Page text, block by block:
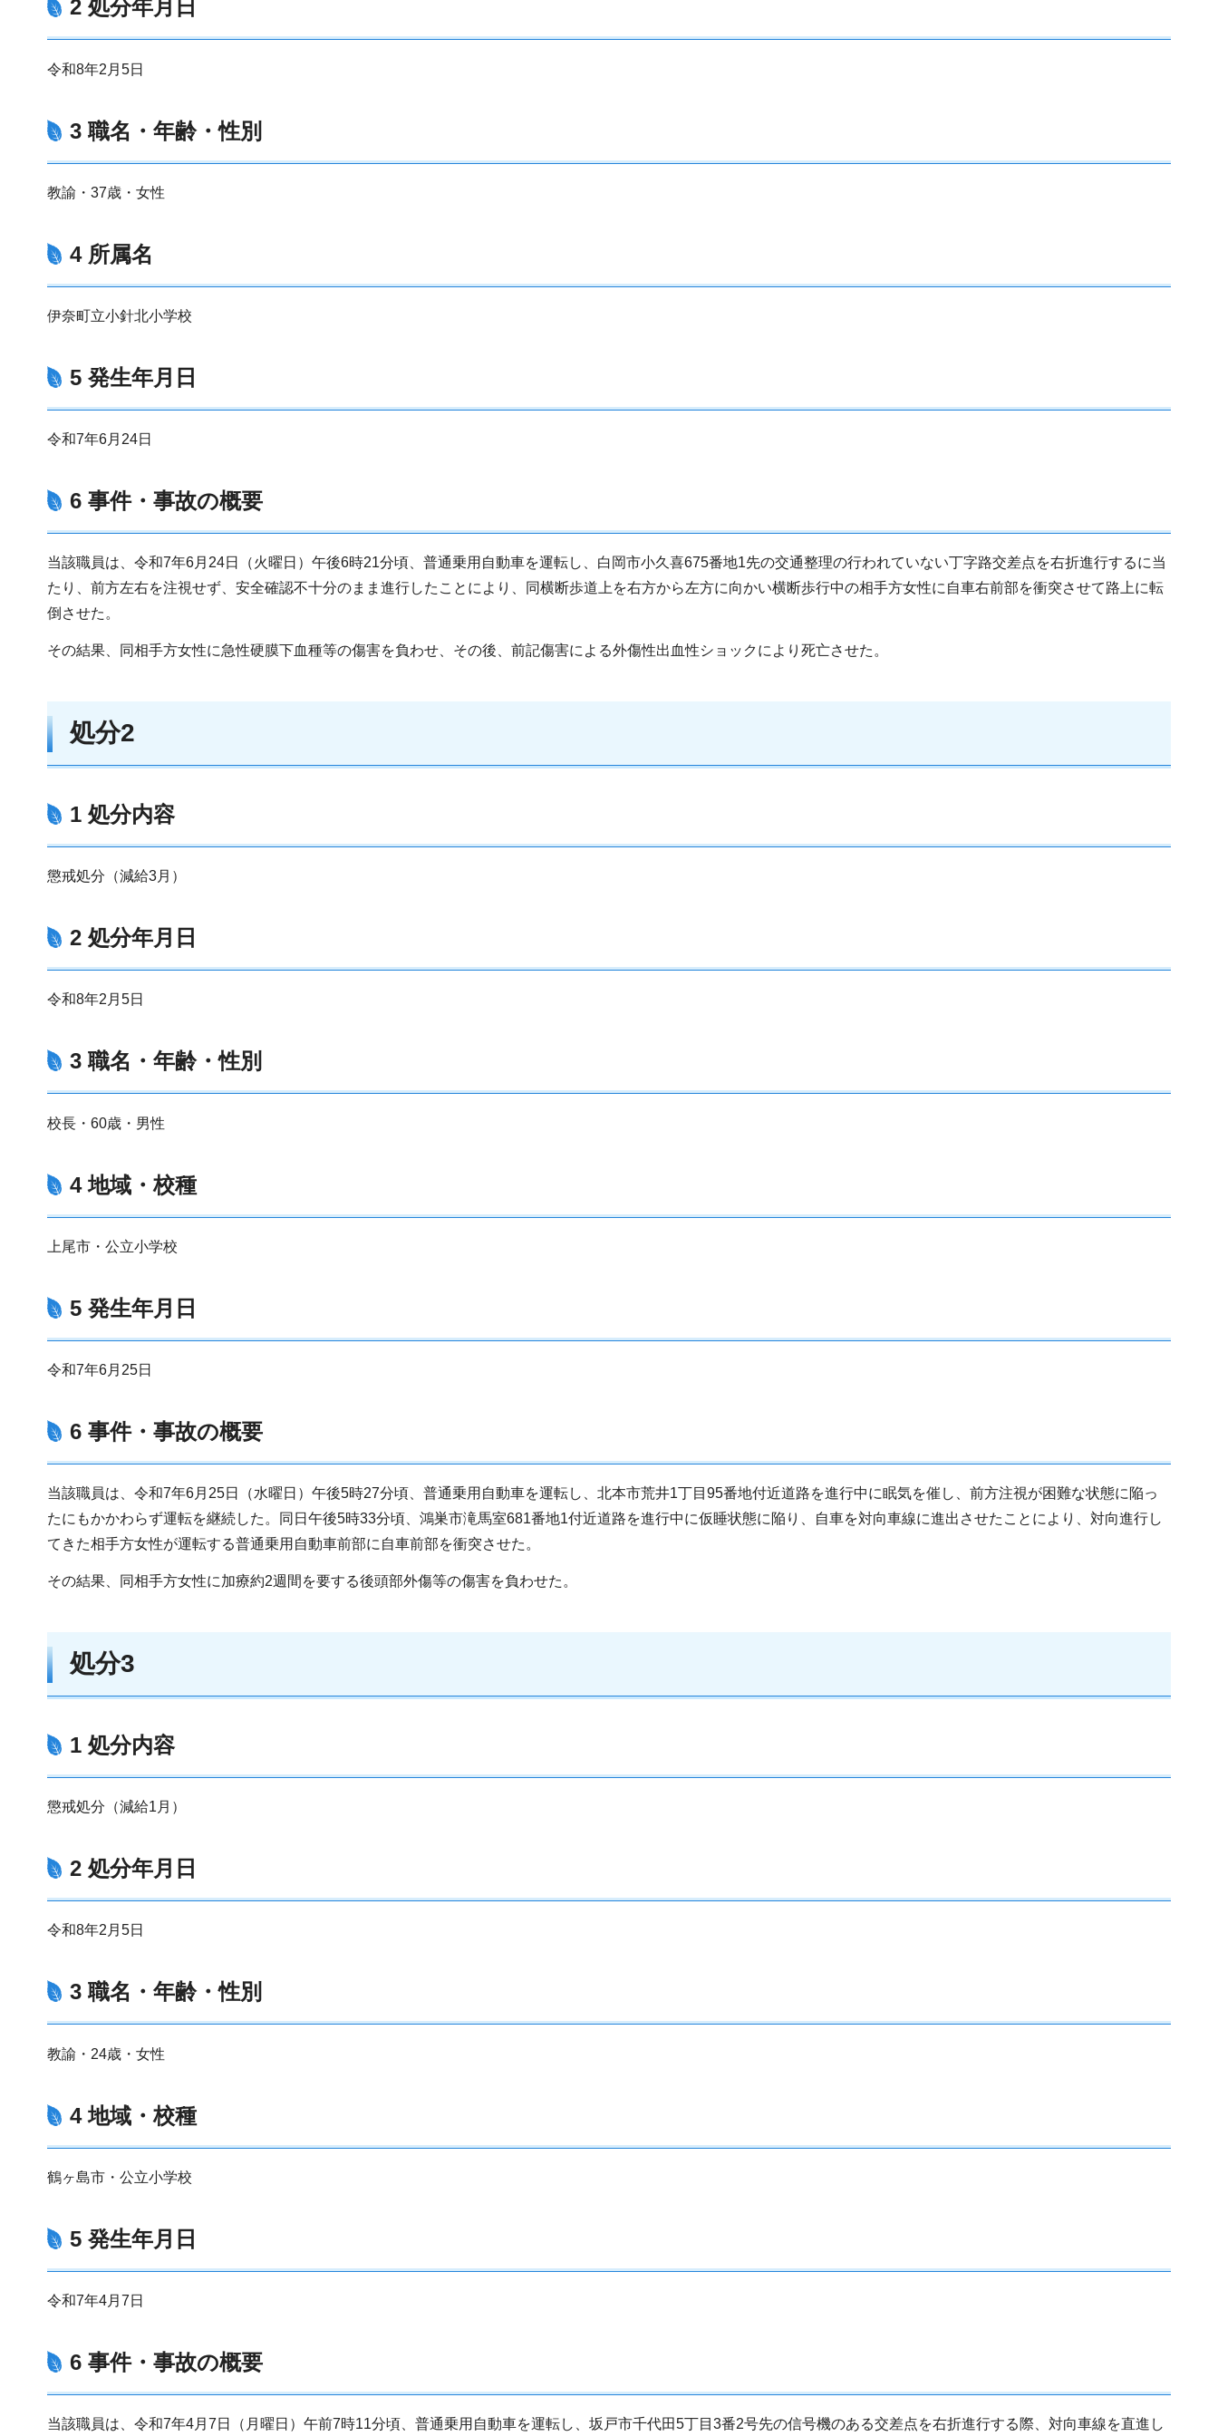
2 処分年月日
令和8年2月5日
3 職名・年齢・性別
教諭・37歳・女性
4 所属名
伊奈町立小針北小学校
5 発生年月日
令和7年6月24日
6 事件・事故の概要
当該職員は、令和7年6月24日（火曜日）午後6時21分頃、普通乗用自動車を運転し、白岡市小久喜675番地1先の交通整理の行われていない丁字路交差点を右折進行するに当
たり、前方左右を注視せず、安全確認不十分のまま進行したことにより、同横断歩道上を右方から左方に向かい横断歩行中の相手方女性に自車右前部を衝突させて路上に転
倒させた。
その結果、同相手方女性に急性硬膜下血種等の傷害を負わせ、その後、前記傷害による外傷性出血性ショックにより死亡させた。
処分2
1 処分内容
懲戒処分（減給3月）
2 処分年月日
令和8年2月5日
3 職名・年齢・性別
校長・60歳・男性
4 地域・校種
上尾市・公立小学校
5 発生年月日
令和7年6月25日
6 事件・事故の概要
当該職員は、令和7年6月25日（水曜日）午後5時27分頃、普通乗用自動車を運転し、北本市荒井1丁目95番地付近道路を進行中に眠気を催し、前方注視が困難な状態に陥っ
たにもかかわらず運転を継続した。同日午後5時33分頃、鴻巣市滝馬室681番地1付近道路を進行中に仮睡状態に陥り、自車を対向車線に進出させたことにより、対向進行し
てきた相手方女性が運転する普通乗用自動車前部に自車前部を衝突させた。
その結果、同相手方女性に加療約2週間を要する後頭部外傷等の傷害を負わせた。
処分3
1 処分内容
懲戒処分（減給1月）
2 処分年月日
令和8年2月5日
3 職名・年齢・性別
教諭・24歳・女性
4 地域・校種
鶴ヶ島市・公立小学校
5 発生年月日
令和7年4月7日
6 事件・事故の概要
当該職員は、令和7年4月7日（月曜日）午前7時11分頃、普通乗用自動車を運転し、坂戸市千代田5丁目3番2号先の信号機のある交差点を右折進行する際、対向車線を直進し